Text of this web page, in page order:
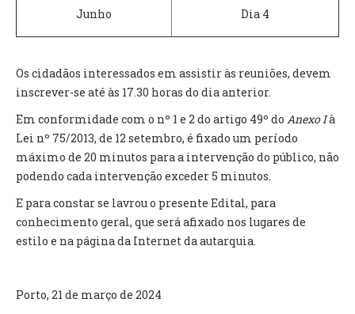
CEMITÉRIO
RECENSEAMENTO ELEITORAL
VENDA AMBULANTE
O GABINETE
APOIO AOS DESEMPREGADOS
APOIO ÀS EMPRESAS
Junho Dia 4
Os cidadãos interessados em assistir às reuniões, devem
inscrever-se até às 17.30 horas do dia anterior.
Em conformidade com o nº 1 e 2 do artigo 49º do Anexo Ià
Lei nº 75/2013, de 12 setembro, é fixado um período
máximo de 20 minutos para a intervenção do público, não
podendo cada intervenção exceder 5 minutos.
E para constar se lavrou o presente Edital, para
conhecimento geral, que será afixado nos lugares de
estilo e na página da Internet da autarquia.
Porto, 21 de março de 2024